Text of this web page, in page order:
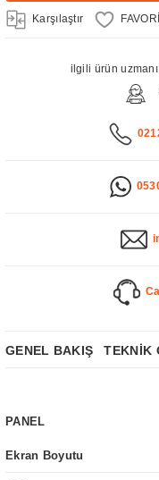
Karşılaştır
ilgili ürün
GENEL BAKIŞ TEKNİK
PANEL
Ekran Boyutu